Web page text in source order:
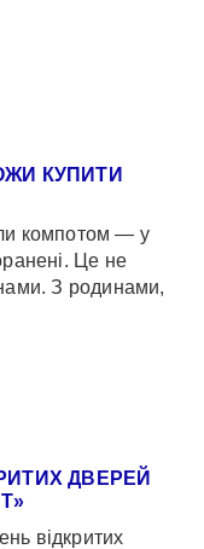
КУПИТИ
компотом — у
Це не
З родинами,
ДВЕРЕЙ
відкритих